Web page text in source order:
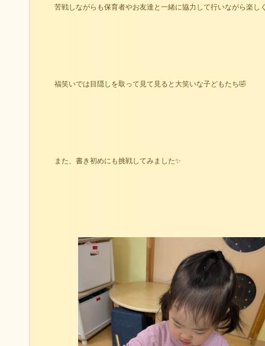
苦戦しながらも保育者やお友達と一緒に協力して行いながら楽し
福笑いでは目隠しを取って見て見ると大笑いな子どもたち🤣
また、書き初めにも挑戦してみました✨